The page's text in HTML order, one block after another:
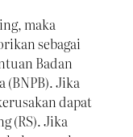
maka
sebagai
Badan
(BNPB). Jika
dapat
(RS). Jika